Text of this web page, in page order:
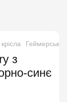
Геймерські
з
синє